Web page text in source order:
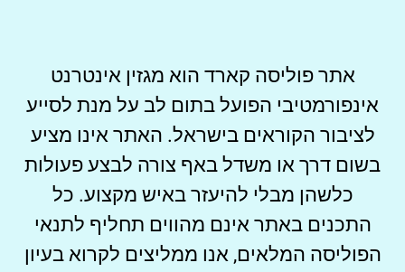
אתר פוליסה קארד הוא מגזין אינטרנט
אינפורמטיבי הפועל בתום לב על מנת לסייע
לציבור הקוראים בישראל. האתר אינו מציע
בשום דרך או משדל באף צורה לבצע פעולות
כלשהן מבלי להיעזר באיש מקצוע. כל
התכנים באתר אינם מהווים תחליף לתנאי
הפוליסה המלאים, אנו ממליצים לקרוא בעיון